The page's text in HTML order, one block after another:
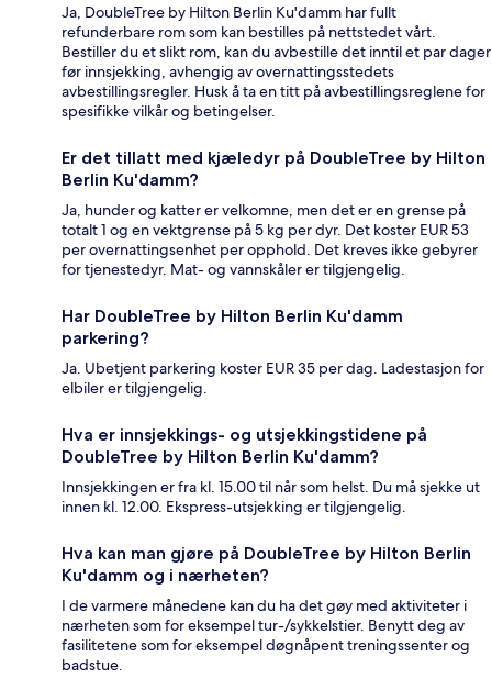
Ja, DoubleTree by Hilton Berlin Ku'damm har fullt
refunderbare rom som kan bestilles på nettstedet vårt.
Bestiller du et slikt rom, kan du avbestille det inntil et par dager
før innsjekking, avhengig av overnattingsstedets
avbestillingsregler. Husk å ta en titt på avbestillingsreglene for
spesifikke vilkår og betingelser.
Er det tillatt med kjæledyr på DoubleTree by Hilton
Berlin Ku'damm?
Ja, hunder og katter er velkomne, men det er en grense på
totalt 1 og en vektgrense på 5 kg per dyr. Det koster EUR 53
per overnattingsenhet per opphold. Det kreves ikke gebyrer
for tjenestedyr. Mat- og vannskåler er tilgjengelig.
Har DoubleTree by Hilton Berlin Ku'damm
parkering?
Ja. Ubetjent parkering koster EUR 35 per dag. Ladestasjon for
elbiler er tilgjengelig.
Hva er innsjekkings- og utsjekkingstidene på
DoubleTree by Hilton Berlin Ku'damm?
Innsjekkingen er fra kl. 15.00 til når som helst. Du må sjekke ut
innen kl. 12.00. Ekspress-utsjekking er tilgjengelig.
Hva kan man gjøre på DoubleTree by Hilton Berlin
Ku'damm og i nærheten?
I de varmere månedene kan du ha det gøy med aktiviteter i
nærheten som for eksempel tur-/sykkelstier. Benytt deg av
fasilitetene som for eksempel døgnåpent treningssenter og
badstue.